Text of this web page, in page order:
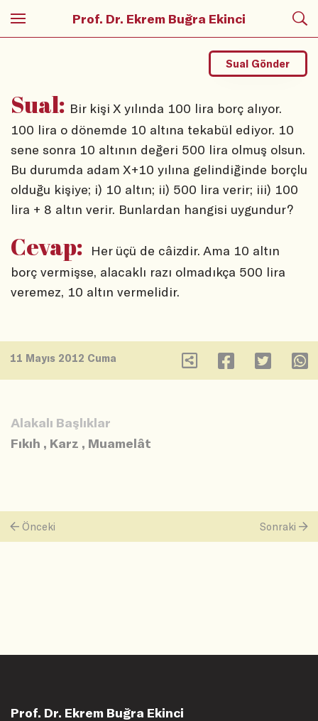
Prof. Dr. Ekrem Buğra Ekinci
Sual: Bir kişi X yılında 100 lira borç alıyor.
100 lira o dönemde 10 altına tekabül ediyor. 10
sene sonra 10 altının değeri 500 lira olmuş olsun.
Bu durumda adam X+10 yılına gelindiğinde borçlu
olduğu kişiye; i) 10 altın; ii) 500 lira verir; iii) 100
lira + 8 altın verir. Bunlardan hangisi uygundur?
Sual Gönder
Cevap:
Her üçü de câizdir. Ama 10 altın
borç vermişse, alacaklı razı olmadıkça 500 lira
veremez, 10 altın vermelidir.
11 Mayıs 2012 Cuma
Alakalı Başlıklar
Fıkıh , Karz , Muamelât
Önceki Sonraki
Prof. Dr. Ekrem Buğra Ekinci